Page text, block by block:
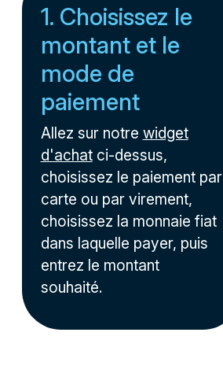
1. Choisissez le
montant et le
mode de
paiement
Allez sur notre widget
d'achatci-dessus,
choisissez le paiement par
carte ou par virement,
choisissez la monnaie fiat
dans laquelle payer, puis
entrez le montant
souhaité.